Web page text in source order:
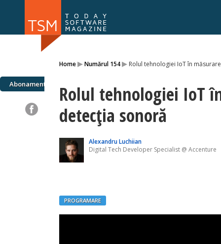
Home▸Numărul 154▸ Rolul tehnologiei IoT în
Abonamente
Rolul tehnologiei IoT
detecția sonoră
Alexandru Luchiian
Digital Tech Developer Specialist @ Accenture
PROGRAMARE